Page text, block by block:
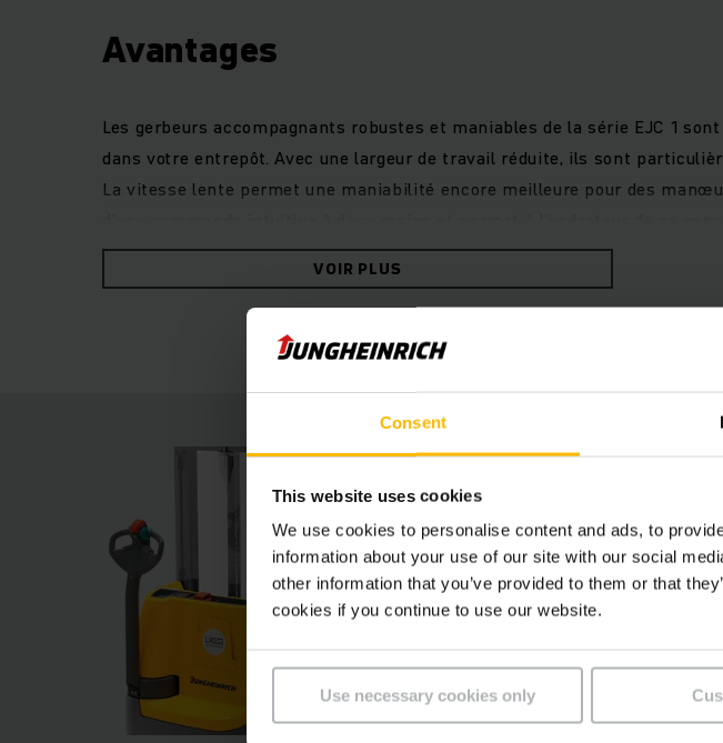
Consent
This website uses cookies
We use cookies to personalise content and ads, to
information about your use of our site with our social
other information that you’ve provided to them or that
cookies if you continue to use our website.
Use necessary cookies only
Avantages
Les gerbeurs accompagnants robustes et maniables de la série EJC 1
dans votre entrepôt. Avec une largeur de travail réduite, ils sont
La vitesse lente permet une maniabilité encore meilleure pour des
dans votre entrepôt. Pour une utilisation flexible, les EJC de la série 1
durables facilement et à tout moment sur une prise de courant classique
VOIR PLUS